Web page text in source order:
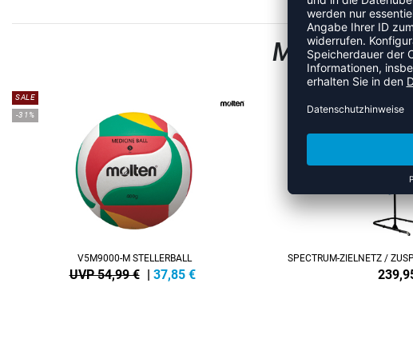
MEHR AUS
SALE
-31%
V5M9000-M STELLERBALL
UVP 54,99 € | 37,85 €
SPECTRUM-ZIELNETZ /